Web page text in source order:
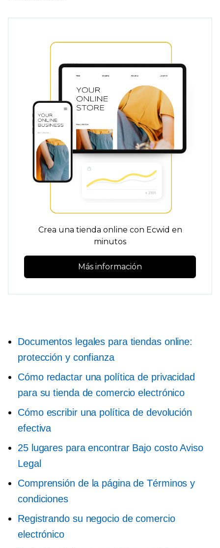
Crea una tienda online con Ecwid en
minutos
Más información
Documentos legales para tiendas online:
protección y confianza
Cómo redactar una política de privacidad
para su tienda de comercio electrónico
Cómo escribir una política de devolución
efectiva
25 lugares para encontrar Bajo costoAviso
Legal
Comprensión de la página de Términos y
condiciones
Registrando su negocio de comercio
electrónico